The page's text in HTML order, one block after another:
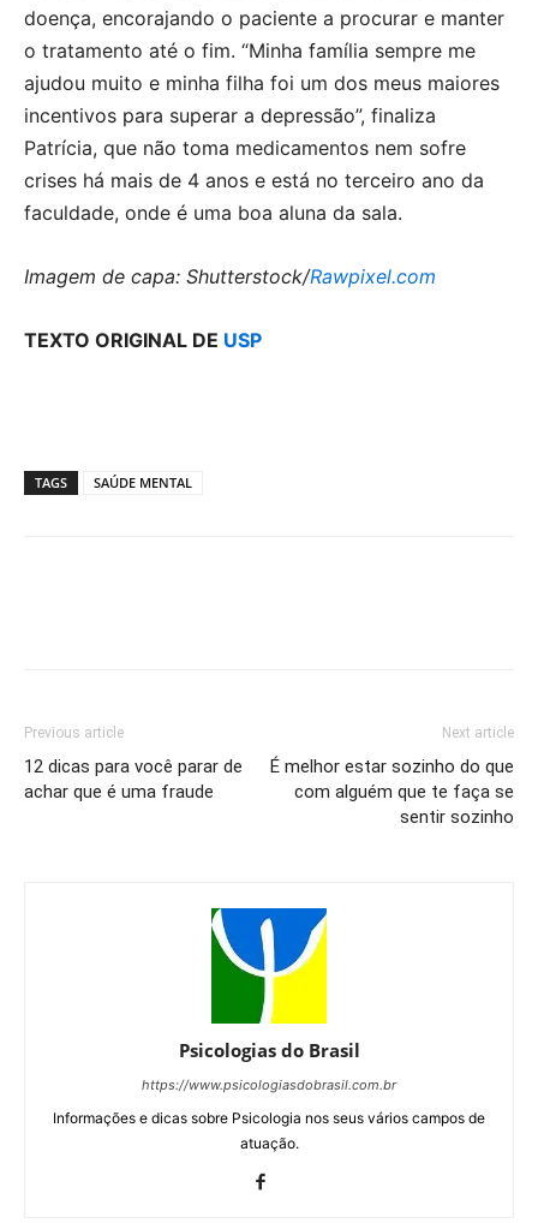
doença, encorajando o paciente a procurar e manter
o tratamento até o fim. “Minha família sempre me
ajudou muito e minha filha foi um dos meus maiores
incentivos para superar a depressão”, finaliza
Patrícia, que não toma medicamentos nem sofre
crises há mais de 4 anos e está no terceiro ano da
faculdade, onde é uma boa aluna da sala.
Imagem de capa: Shutterstock/Rawpixel.com
TEXTO ORIGINAL DE USP
TAGS SAÚDE MENTAL
Previous article
12 dicas para você parar de
achar que é uma fraude
Next article
É melhor estar sozinho do que
com alguém que te faça se
sentir sozinho
Psicologias do Brasil
https://www.psicologiasdobrasil.com.br
Informações e dicas sobre Psicologia nos seus vários campos de
atuação.